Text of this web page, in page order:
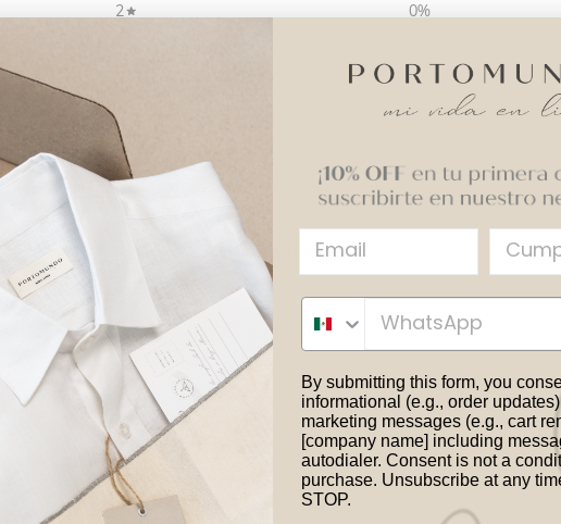
2
0%
Con contenido multimedia
Aún no hay reseñas
WhatsApp
By submitting this form, you
informational (e.g., order
marketing messages (e.g., cart
[company name] including
autodialer. Consent is not a
purchase. Unsubscribe at any
STOP.